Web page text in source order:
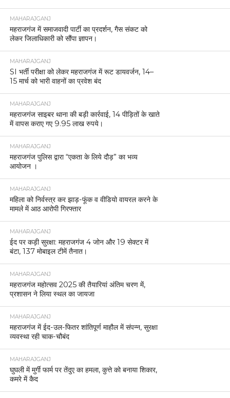
MAHARAJGANJ
महराजगंज में समाजवादी पार्टी का प्रदर्शन, गैस संकट को
लेकर जिलाधिकारी को सौंपा ज्ञापन।
MAHARAJGANJ
SI भर्ती परीक्षा को लेकर महराजगंज में रूट डायवर्जन, 14–
15 मार्च को भारी वाहनों का प्रवेश बंद
MAHARAJGANJ
महराजगंज साइबर थाना की बड़ी कार्रवाई, 14 पीड़ितों के खाते
में वापस कराए गए 9.95 लाख रुपये।
MAHARAJGANJ
महराजगंज पुलिस द्वारा “एकता के लिये दौड़” का भव्य
आयोजन ।
MAHARAJGANJ
महिला को निर्वस्त्र कर झाड़-फूंक व वीडियो वायरल करने के
मामले में आठ आरोपी गिरफ्तार
MAHARAJGANJ
ईद पर कड़ी सुरक्षा: महराजगंज 4 जोन और 19 सेक्टर में
बंटा, 137 मोबाइल टीमें तैनात।
MAHARAJGANJ
महराजगंज महोत्सव 2025 की तैयारियां अंतिम चरण में,
प्रशासन ने लिया स्थल का जायजा
MAHARAJGANJ
महराजगंज में ईद-उल-फितर शांतिपूर्ण माहौल में संपन्न, सुरक्षा
व्यवस्था रही चाक-चौबंद
MAHARAJGANJ
घुघली में मुर्गी फार्म पर तेंदुए का हमला, कुत्ते को बनाया शिकार,
कमरे में कैद